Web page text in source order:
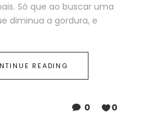
Só que ao buscar uma
diminua a gordura, e
READING
0 0